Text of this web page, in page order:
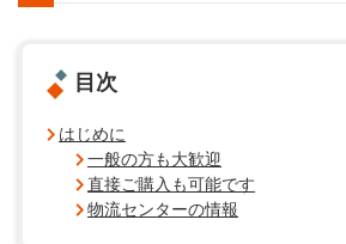
目次
はじめに
一般の方も大歓迎
直接ご購入も可能です
物流センターの情報